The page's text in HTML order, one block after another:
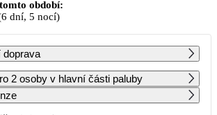
ÚT ST ČT PÁ SO NE
1 2 3 4 5 6
8 9 10 11 12 13
období:
dní, 5 nocí)
doprava
2 osoby v hlavní části paluby